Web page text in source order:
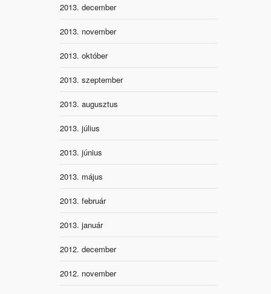
2013. december
2013. november
2013. október
2013. szeptember
2013. augusztus
2013. július
2013. június
2013. május
2013. február
2013. január
2012. december
2012. november